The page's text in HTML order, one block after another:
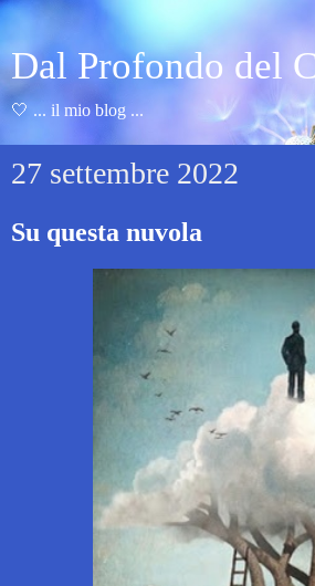
Dal Profondo del
🤍 ... il mio blog ...
27 settembre 2022
Su questa nuvola